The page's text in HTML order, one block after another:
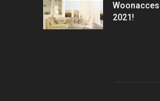
2021!